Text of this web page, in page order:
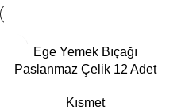
Ege Yemek Bıçağı
Paslanmaz Çelik 12 Adet
Kısmet